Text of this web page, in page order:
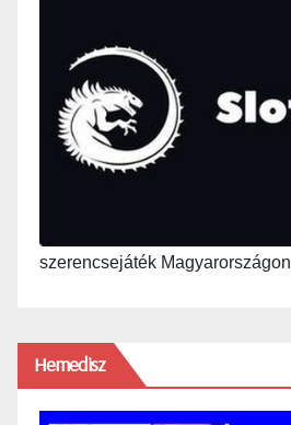
szerencsejáték Magyarországon
Hemedisz